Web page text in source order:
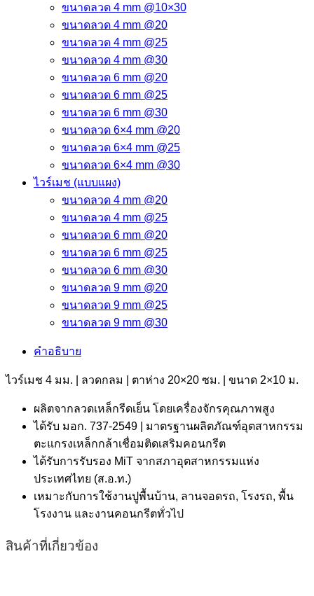
ขนาดลวด 4 mm @10×30
ขนาดลวด 4 mm @20
ขนาดลวด 4 mm @25
ขนาดลวด 4 mm @30
ขนาดลวด 6 mm @20
ขนาดลวด 6 mm @25
ขนาดลวด 6 mm @30
ขนาดลวด 6×4 mm @20
ขนาดลวด 6×4 mm @25
ขนาดลวด 6×4 mm @30
ไวร์เมช (แบบแผง)
ขนาดลวด 4 mm @20
ขนาดลวด 4 mm @25
ขนาดลวด 6 mm @20
ขนาดลวด 6 mm @25
ขนาดลวด 6 mm @30
ขนาดลวด 9 mm @20
ขนาดลวด 9 mm @25
ขนาดลวด 9 mm @30
คำอธิบาย
ไวร์เมช 4 มม. | ลวดกลม | ตาห่าง 20×20 ซม. | ขนาด 2×10 ม.
ผลิตจากลวดเหล็กรีดเย็น โดยเครื่องจักรคุณภาพสูง
ได้รับ มอก. 737-2549 | มาตรฐานผลิตภัณฑ์อุตสาหกรรม
ตะแกรงเหล็กกล้าเชื่อมติดเสริมคอนกรีต
ได้รับการรับรอง MiT จากสภาอุตสาหกรรมแห่ง
ประเทศไทย (ส.อ.ท.)
เหมาะกับการใช้งานปูพื้นบ้าน, ลานจอดรถ, โรงรถ, พื้น
โรงงาน และงานคอนกรีตทั่วไป
สินค้าที่เกี่ยวข้อง